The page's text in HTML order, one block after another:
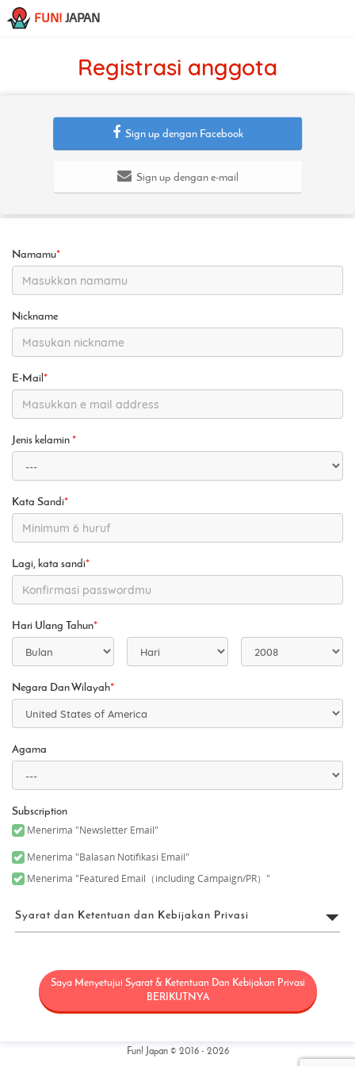
FUN! JAPAN
Registrasi anggota
Sign up dengan Facebook
Sign up dengan e-mail
Namamu*
Nickname
E-Mail*
Jenis kelamin *
Kata Sandi*
Lagi, kata sandi*
Hari Ulang Tahun*
Negara Dan Wilayah*
Agama
Subscription
Menerima "Newsletter Email"
Menerima "Balasan Notifikasi Email"
Menerima "Featured Email（including Campaign/PR）"
Syarat dan Ketentuan dan Kebijakan Privasi
“FUN! JAPAN” secara kolektif berarti sebuah proyek (“Proyek
FUN! JAPAN”) yang menawarkan produk dan layanan melalui
beragam sarana, termasuk situs web (termasuk, tapi tidak
alasan tertentu), dan berusaha untuk meningkatkan
Saya Menyetujui Syarat & Ketentuan Dan Kebijakan Privasi
BERIKUTNYA
Fun! Japan © 2016 - 2026